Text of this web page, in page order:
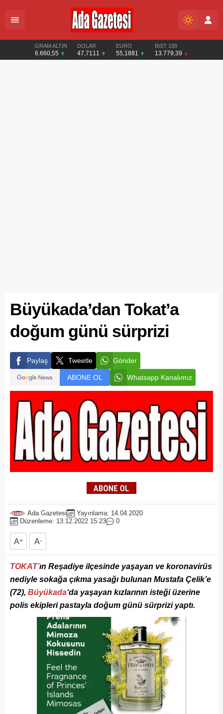
GRAM ALTIN
6.660,55
DOLAR
47,7111
EURO
55,1881
BIST 100
13.779,39
Büyükada’dan Tokat’a
doğum günü sürprizi
Paylaş Tweetle Gönder
ABONE OL Whatsapp Kanalımız
Ada Gazetesi
Yayınlama: 14.04.2020
Düzenleme: 13.12.2022 15:23
0
A+ A-
TOKAT’ın Reşadiye ilçesinde yaşayan ve koronavirüs
nediyle sokağa çıkma yasağı bulunan Mustafa Çelik’e
(72), Büyükada‘da yaşayan kızlarının isteği üzerine
polis ekipleri pastayla doğum günü sürprizi yaptı.